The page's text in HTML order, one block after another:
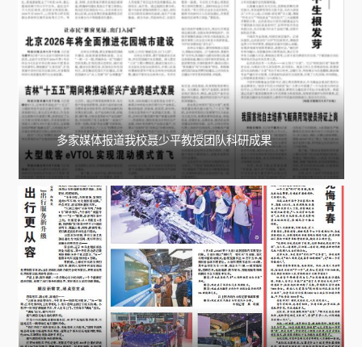
多家媒体报道我校聂少平教授团队科研成果